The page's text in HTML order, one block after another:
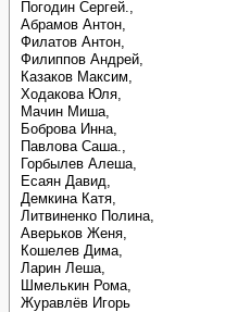
Погодин Сергей.,
Абрамов Антон,
Филатов Антон,
Филиппов Андрей,
Казаков Максим,
Ходакова Юля,
Мачин Миша,
Боброва Инна,
Павлова Саша.,
Горбылев Алеша,
Есаян Давид,
Демкина Катя,
Литвиненко Полина,
Аверьков Женя,
Кошелев Дима,
Ларин Леша,
Шмелькин Рома,
Журавлёв Игорь